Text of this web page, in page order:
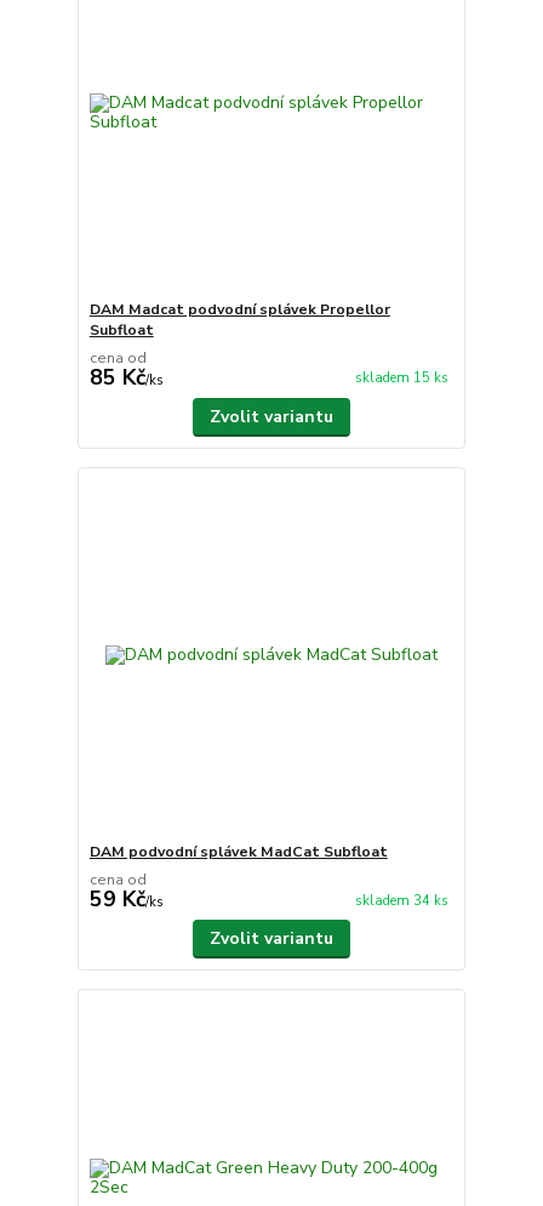
DAM Madcat podvodní splávek Propellor
Subfloat
cena od
85 Kč/ks skladem 15 ks
Zvolit variantu
DAM podvodní splávek MadCat Subfloat
cena od
59 Kč/ks skladem 34 ks
Zvolit variantu